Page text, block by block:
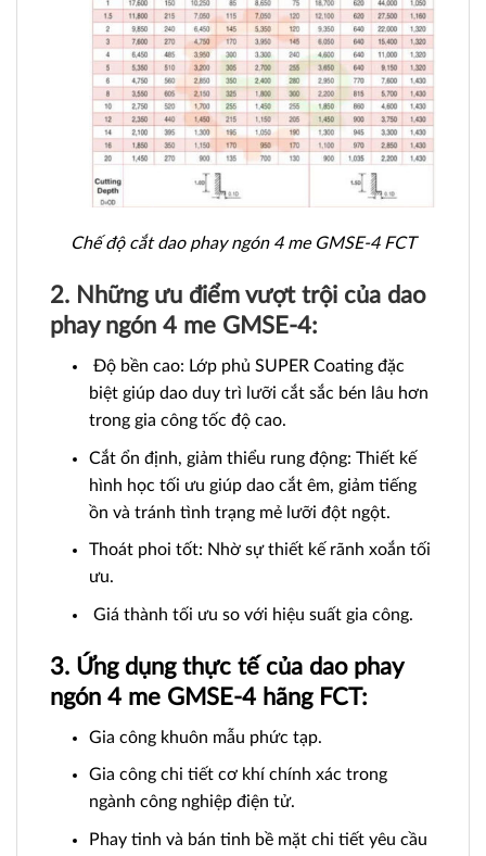
Chế độ cắt dao phay ngón 4 me GMSE-4 FCT
2. Những ưu điểm vượt trội của dao
phay ngón 4 me GMSE-4:
Độ bền cao: Lớp phủ SUPER Coating đặc
biệt giúp dao duy trì lưỡi cắt sắc bén lâu hơn
trong gia công tốc độ cao.
Cắt ổn định, giảm thiểu rung động: Thiết kế
hình học tối ưu giúp dao cắt êm, giảm tiếng
ồn và tránh tình trạng mẻ lưỡi đột ngột.
Thoát phoi tốt: Nhờ sự thiết kế rãnh xoắn tối
ưu.
Giá thành tối ưu so với hiệu suất gia công.
3. Ứng dụng thực tế của dao phay
ngón 4 me GMSE-4 hãng FCT:
Gia công khuôn mẫu phức tạp.
Gia công chi tiết cơ khí chính xác trong
ngành công nghiệp điện tử.
Phay tinh và bán tinh bề mặt chi tiết yêu cầu